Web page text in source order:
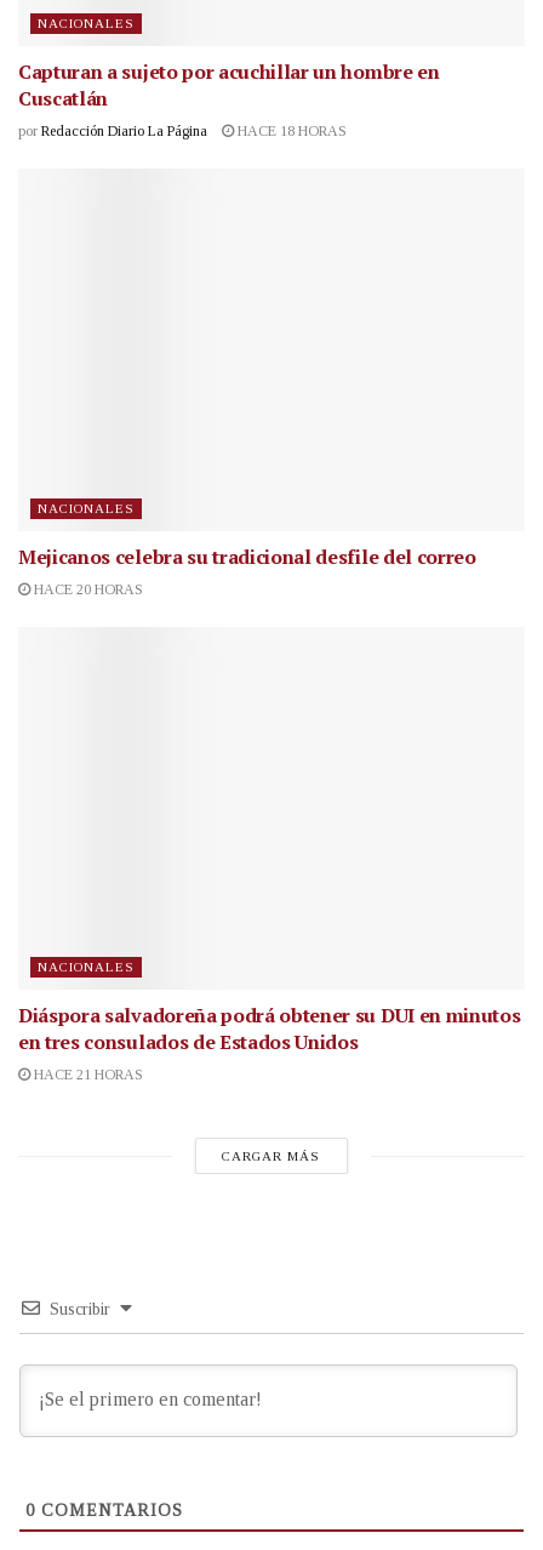
NACIONALES
Capturan a sujeto por acuchillar un hombre en
Cuscatlán
por Redacción Diario La Página HACE 18 HORAS
NACIONALES
Mejicanos celebra su tradicional desfile del correo
HACE 20 HORAS
NACIONALES
Diáspora salvadoreña podrá obtener su DUI en minutos
en tres consulados de Estados Unidos
HACE 21 HORAS
CARGAR MÁS
Suscribir
0 COMENTARIOS